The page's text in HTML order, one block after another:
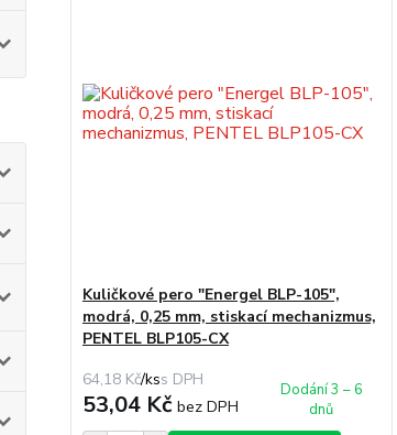
Kuličkové pero "Energel BLP-105",
modrá, 0,25 mm, stiskací mechanizmus,
PENTEL BLP105-CX
64,18 Kč/ks
53,04 Kč bez DPH
Dodání 3 – 6
dnů